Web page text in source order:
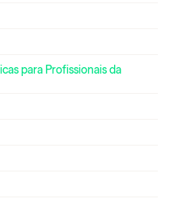
para Profissionais da